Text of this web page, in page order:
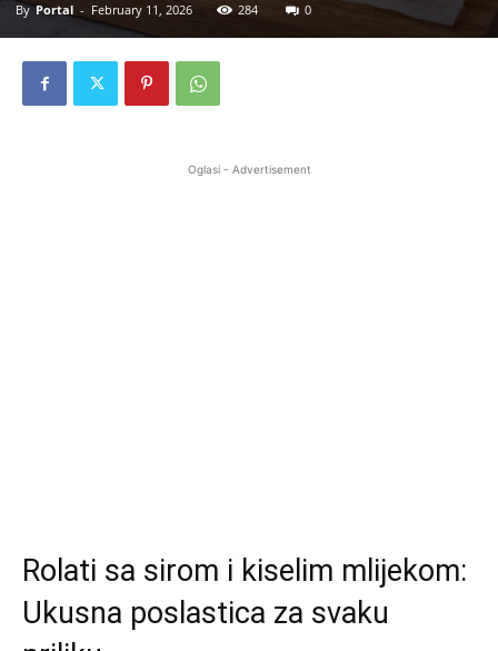
By Portal - February 11, 2026 284 0
Oglasi - Advertisement
Rolati sa sirom i kiselim mlijekom:
Ukusna poslastica za svaku